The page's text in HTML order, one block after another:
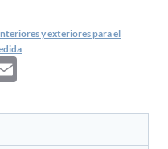
y exteriores para el